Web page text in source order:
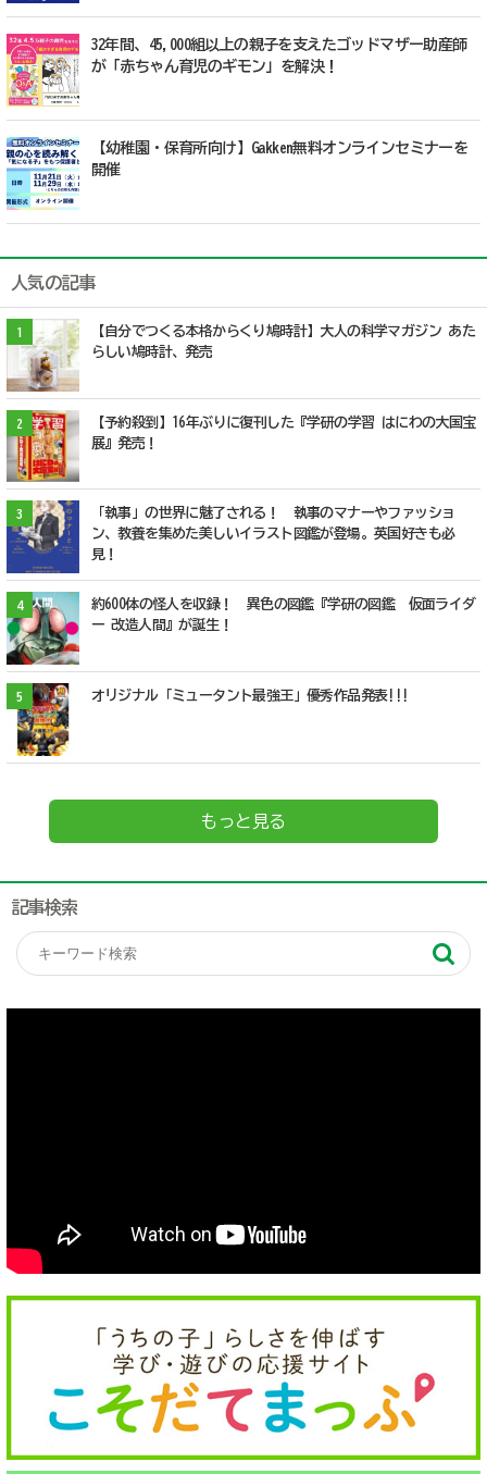
32年間、45,000組以上の親子を支えたゴッドマザー助産師
が「赤ちゃん育児のギモン」を解決！
【幼稚園・保育所向け】Gakken無料オンラインセミナーを
開催
人気の記事
1
【自分でつくる本格からくり鳩時計】大人の科学マガジン あた
らしい鳩時計、発売
2
【予約殺到】16年ぶりに復刊した『学研の学習 はにわの大国宝
展』発売！
3
「執事」の世界に魅了される！ 執事のマナーやファッショ
ン、教養を集めた美しいイラスト図鑑が登場。英国好きも必
見！
4
約600体の怪人を収録！ 異色の図鑑『学研の図鑑 仮面ライダ
ー 改造人間』が誕生！
5 オリジナル「ミュータント最強王」優秀作品発表!!!
もっと見る
記事検索